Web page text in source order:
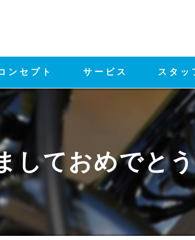
ンセプト サービス スタッ
しておめでと